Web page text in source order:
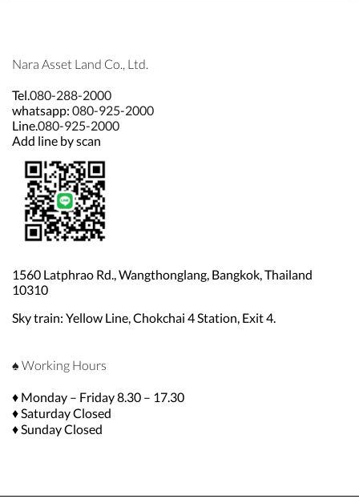
Nara Asset Land Co., Ltd.
Tel. 080-288-2000
whatsapp: 080-925-2000
Line.080-925-2000
Add line by scan
1560 Latphrao Rd., Wangthonglang, Bangkok, Thailand
10310
Sky train: Yellow Line, Chokchai 4 Station, Exit 4.
♠ Working Hours
♦ Monday – Friday 8.30 – 17.30
♦ Saturday Closed
♦ Sunday Closed